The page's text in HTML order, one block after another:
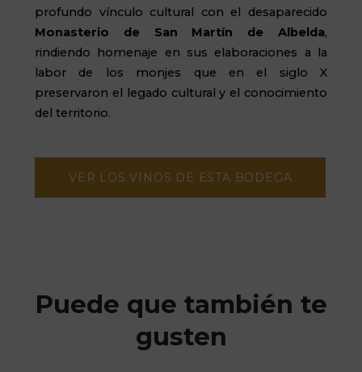
profundo vínculo cultural con el desaparecido
Monasterio de San Martín de Albelda,
rindiendo homenaje en sus elaboraciones a la
labor de los monjes que en el siglo X
preservaron el legado cultural y el conocimiento
del territorio.
VER LOS VINOS DE ESTA BODEGA
Puede que también te
gusten